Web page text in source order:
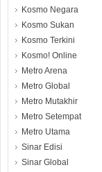
Kosmo Negara
Kosmo Sukan
Kosmo Terkini
Kosmo! Online
Metro Arena
Metro Global
Metro Mutakhir
Metro Setempat
Metro Utama
Sinar Edisi
Sinar Global